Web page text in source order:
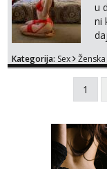
u
ni
Kategorija: Sex
1